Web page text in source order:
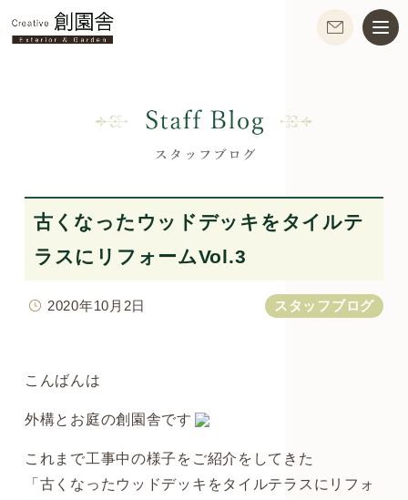
古くなったウッドデッキをタイルテ
ラスにリフォームVol.3
2020年10月2日 スタッフブログ
こんばんは
外構とお庭の創園舎です
これまで工事中の様子をご紹介をしてきた
「古くなったウッドデッキをタイルテラスにリフォ